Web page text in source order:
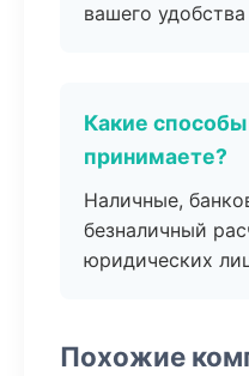
вашего
Какие
принимаете?
Наличные,
безналичный
юридических
Похожие